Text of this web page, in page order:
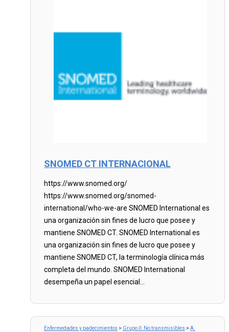
SNOMED CT INTERNACIONAL
https://www.snomed.org/
https://www.snomed.org/snomed-
international/who-we-are SNOMED International es
una organización sin fines de lucro que posee y
mantiene SNOMED CT. SNOMED International es
una organización sin fines de lucro que posee y
mantiene SNOMED CT, la terminología clínica más
completa del mundo. SNOMED International
desempeña un papel esencial...
Enfermedades y padecimientos > Grupo II: No transmisibles > A.